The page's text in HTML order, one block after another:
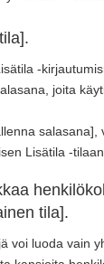
-
joita
salasana],
Lisätila -
tila].
voi luoda vain